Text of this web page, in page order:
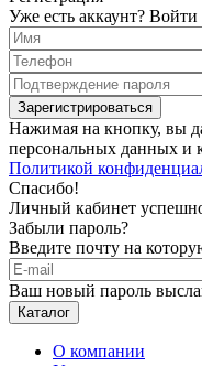
Уже есть аккаунт? Войти
Зарегистрироваться
Нажимая на кнопку, вы
персональных данных и
Политикой
Спасибо!
Личный кабинет
Забыли пароль?
Введите почту на
Ваш новый пароль
Каталог
О компании